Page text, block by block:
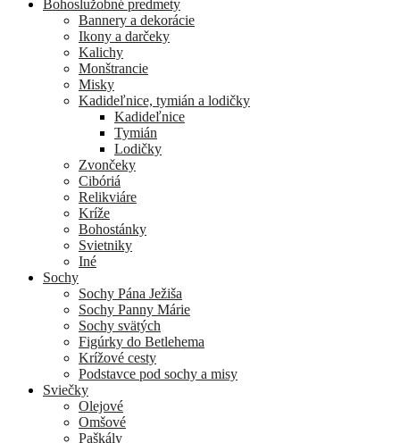
Bohoslužobné predmety
Bannery a dekorácie
Ikony a darčeky
Kalichy
Monštrancie
Misky
Kadideľnice, tymián a lodičky
Kadideľnice
Tymián
Lodičky
Zvončeky
Cibóriá
Relikviáre
Kríže
Bohostánky
Svietniky
Iné
Sochy
Sochy Pána Ježiša
Sochy Panny Márie
Sochy svätých
Figúrky do Betlehema
Krížové cesty
Podstavce pod sochy a misy
Sviečky
Olejové
Omšové
Paškály